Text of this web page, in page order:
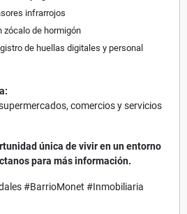
infrarrojos
zócalo de hormigón
de huellas digitales y personal
comercios y servicios
única de vivir en un entorno
para más información.
#BarrioMonet #Inmobiliaria